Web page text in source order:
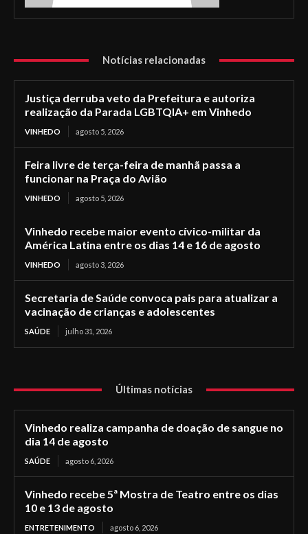
Notícias relacionadas
Justiça derruba veto da Prefeitura e autoriza
realização da Parada LGBTQIA+ em Vinhedo
VINHEDO agosto 5, 2026
Feira livre de terça-feira de manhã passa a
funcionar na Praça do Avião
VINHEDO agosto 5, 2026
Vinhedo recebe maior evento cívico-militar da
América Latina entre os dias 14 e 16 de agosto
VINHEDO agosto 3, 2026
Secretaria de Saúde convoca pais para atualizar a
vacinação de crianças e adolescentes
SAÚDE julho 31, 2026
Últimas notícias
Vinhedo realiza campanha de doação de sangue no
dia 14 de agosto
SAÚDE agosto 6, 2026
Vinhedo recebe 5ª Mostra de Teatro entre os dias
10 e 13 de agosto
ENTRETENIMENTO agosto 6, 2026